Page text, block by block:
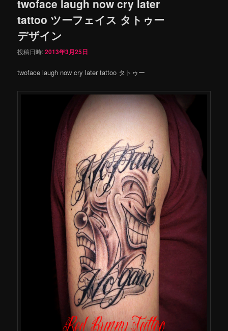
twoface laugh now cry later
tattoo ツーフェイス タトゥー
デザイン
投稿日時:2013年3月25日
twoface laugh now cry later tattoo タトゥー